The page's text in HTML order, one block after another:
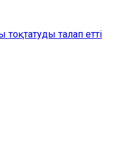
талап етті